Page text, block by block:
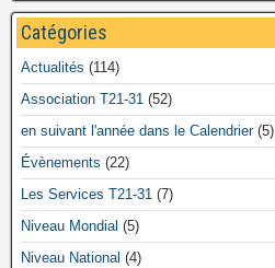
Catégories
Actualités (114)
Association T21-31 (52)
en suivant l'année dans le Calendrier(5)
Évènements (22)
Les Services T21-31 (7)
Niveau Mondial (5)
Niveau National (4)